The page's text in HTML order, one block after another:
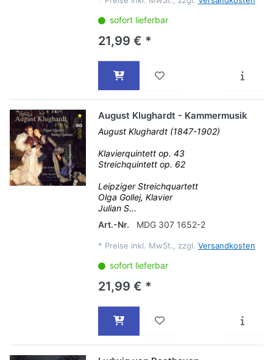
sofort lieferbar
21,99 € *
August Klughardt - Kammermusik
August Klughardt (1847-1902)
Klavierquintett op. 43
Streichquintett op. 62
Leipziger Streichquartett
Olga Gollej, Klavier
Julian S...
Art.-Nr.
MDG 307 1652-2
* Preise inkl. MwSt., zzgl. Versandkosten
sofort lieferbar
21,99 € *